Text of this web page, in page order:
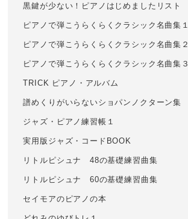
黒鍵が少ない！ピアノはじめましたリスト
ピアノで弾こうらくらくクラシック名曲集１
ピアノで弾こうらくらくクラシック名曲集２
ピアノで弾こうらくらくクラシック名曲集３
TRICK ピアノ・アルバム
譜めくりがいらないショパンノクターン集
ジャズ・ピアノ練習帳１
実用版ジャズ・コードBOOK
リトルピシュナ 48の基礎練習曲集
リトルピシュナ 60の基礎練習曲集
セイモアのピアノの本